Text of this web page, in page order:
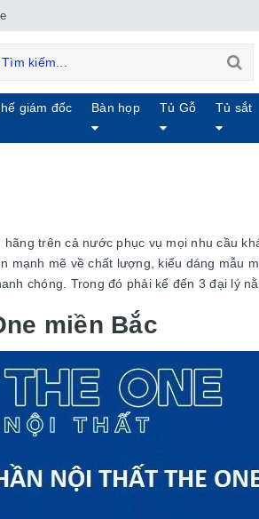
giám đốc Bàn họp Tủ Gỗ Tủ sắt
hãng trên cả nước phục vụ mọi nhu cầu
mạnh mẽ về chất lượng, kiểu dáng mẫu
chóng. Trong đó phải kể đến 3 đại lý
miền Bắc